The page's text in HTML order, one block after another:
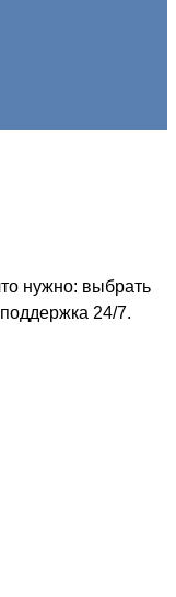
нужно: выбрать
24/7.